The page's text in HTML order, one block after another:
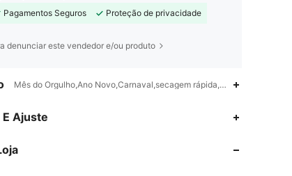
Pagamentos Seguros
Proteção de privacidade
denunciar este vendedor e/ou produto
Mês do Orgulho,Ano Novo,Carnaval,secagem rápida,respirável,Tecido
Ajuste